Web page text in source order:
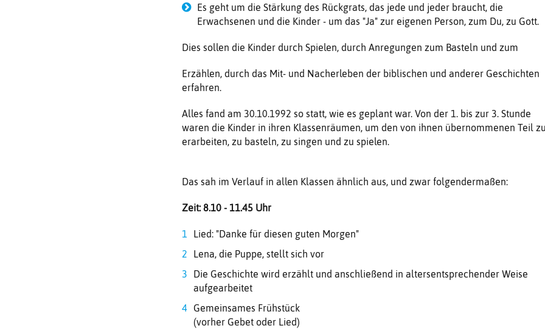
Es geht um die Stärkung des Rückgrats, das jede und jeder braucht, die
Erwachsenen und die Kinder - um das "Ja" zur eigenen Person, zum Du, zu Gott.
Dies sollen die Kinder durch Spielen, durch Anregungen zum Basteln und zum
Erzählen, durch das Mit- und Nacherleben der biblischen und anderer Geschichten
erfahren.
Alles fand am 30.10.1992 so statt, wie es geplant war. Von der 1. bis zur 3. Stunde
waren die Kinder in ihren Klassenräumen, um den von ihnen übernommenen Teil
erarbeiten, zu basteln, zu singen und zu spielen.
Das sah im Verlauf in allen Klassen ähnlich aus, und zwar folgendermaßen:
Zeit: 8.10 - 11.45 Uhr
Lied: "Danke für diesen guten Morgen"
Lena, die Puppe, stellt sich vor
Die Geschichte wird erzählt und anschließend in altersentsprechender Weise
aufgearbeitet
Gemeinsames Frühstück
(vorher Gebet oder Lied)